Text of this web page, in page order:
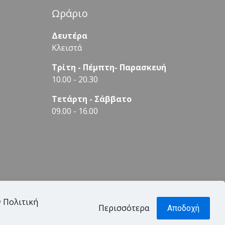
Ωράριο
Δευτέρα
Κλειστά
Τρίτη - Πέμπτη- Παρασκευή
10.00 - 20.30
Τετάρτη - Σάββατο
09.00 - 16.00
Πολιτική
Περισσότερα Αποδοχή